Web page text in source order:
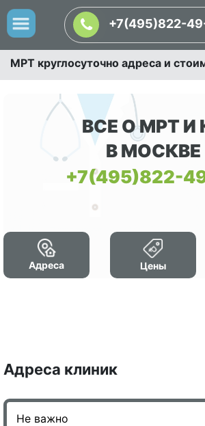
+7(495)822-
МРТ круглосуточно адреса и
ВСЕ О МРТ И
В МОСКВЕ
+7(495)822-
Адреса Цены
Адреса клиник